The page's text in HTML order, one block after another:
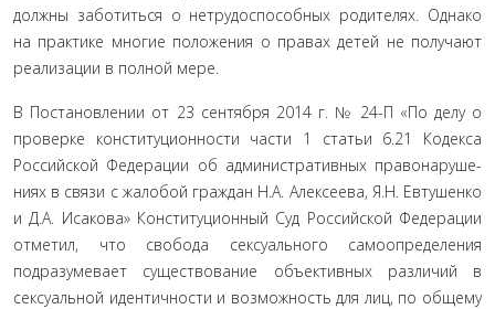
должны заботиться о нетрудоспособных родителях. Однако
на практике многие положения о правах детей не получают
реализации в полной мере.
В Постановлении от 23 сентября 2014 г. № 24-П «По делу о
проверке конституционности части 1 статьи 6.21 Кодекса
Российской Федерации об административных правонаруше­
ниях в связи с жалобой граждан Н.А. Алексеева, Я.Н. Евту­шенко
и Д.А. Исакова» Конституционный Суд Российской Федерации
отметил, что свобода сексуального самоопреде­ления
подразумевает существование объективных разли­чий в
сексуальной идентичности и возможность для лиц, по общему